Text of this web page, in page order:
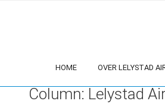
HOME OVER LELYSTAD
OP
Column: Lelystad